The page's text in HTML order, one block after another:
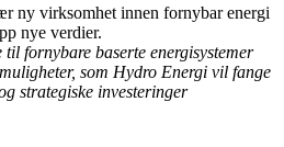
ny virksomhet innen fornybar energi
nye verdier.
fornybare baserte energisystemer
som Hydro Energi vil fange
strategiske investeringer